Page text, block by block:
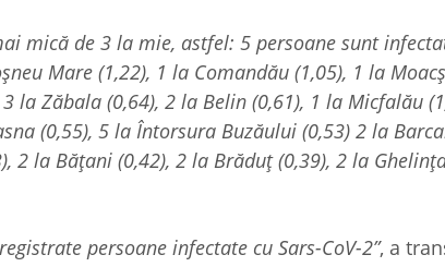
mică de 3 la mie, astfel: 5 persoane sunt
Mare (1,22), 1 la Comandău (1,05), 1 la
la Zăbala (0,64), 2 la Belin (0,61), 1 la Micfalău
(0,55), 5 la Întorsura Buzăului (0,53) 2 la
2 la Bățani (0,42), 2 la Brăduț (0,39), 2 la
persoane infectate cu Sars-CoV-2”, a